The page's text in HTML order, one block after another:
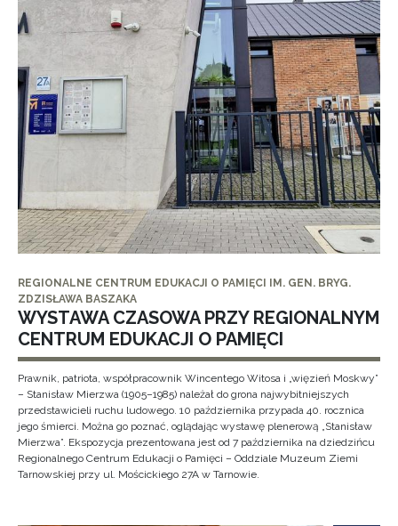
REGIONALNE CENTRUM EDUKACJI O PAMIĘCI IM. GEN. BRYG.
ZDZISŁAWA BASZAKA
WYSTAWA CZASOWA PRZY REGIONALNYM
CENTRUM EDUKACJI O PAMIĘCI
Prawnik, patriota, współpracownik Wincentego Witosa i „więzień Moskwy”
– Stanisław Mierzwa (1905–1985) należał do grona najwybitniejszych
przedstawicieli ruchu ludowego. 10 października przypada 40. rocznica
jego śmierci. Można go poznać, oglądając wystawę plenerową „Stanisław
Mierzwa”. Ekspozycja prezentowana jest od 7 października na dziedzińcu
Regionalnego Centrum Edukacji o Pamięci – Oddziale Muzeum Ziemi
Tarnowskiej przy ul. Mościckiego 27A w Tarnowie.